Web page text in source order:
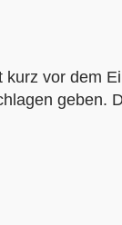
vor dem